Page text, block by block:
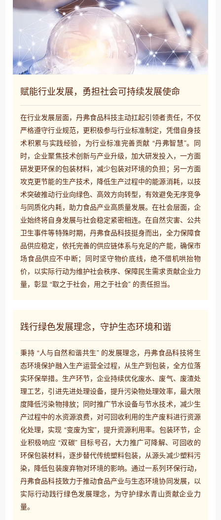
赋能行业发展，勇担社会可持续发展使命
在行业发展层面，丹弗食品科技主动扛起引领者责任，不仅
严格遵守行业规范，更积极参与行业标准制定，凭借自身技
术积累与实践经验，为行业标准完善贡献 “丹弗智慧”。同
时，企业聚焦技术创新与产业升级，加大研发投入，一方面
研发更环保的包装材料，减少包装对环境的负担；另一方面
攻克更节能的生产技术，降低生产过程中的能源消耗，以技
术突破推动行业向绿色、高效方向转型，有效避免无序竞争
与同质化内耗，助力食品产业高质量发展。​ 在社会层面，企
业始终将自身发展与社会稳定紧密相连。在自然灾害、公共
卫生事件等特殊时期，丹弗食品科技挺身而出，全力保障食
品供应稳定，依托完善的供应链体系与充足的产能，确保市
场食品供应不中断；同时坚守物价底线，绝不借机哄抬物
价，以实际行动为维护社会秩序、保障民生需求贡献企业力
量，彰显 “取之于社会，用之于社会” 的责任担当。
践行绿色发展理念，守护生态环境和谐
秉持 “人与自然和谐共生” 的发展理念，丹弗食品科技将生
态环境保护融入生产运营全过程，从生产到包装，全方位落
实环保举措。生产环节，企业持续优化废水、废气、废渣处
理工艺，引进先进处理设备，提升污染物处理效率，最大限
度降低污染物排放；同时推广节水设备与节水技术，减少生
产过程中的水资源浪费，对可回收利用的生产废料进行资源
化处理，实现 “变废为宝”，提升资源利用率。​ 包装环节，企
业积极响应 “双碳” 目标号召，大力推广可降解、可回收的
环保包装材料，逐步替代传统塑料包装，从源头减少塑料污
染，降低包装废弃物对环境的影响。通过一系列环保行动，
丹弗食品科技致力于推动食品产业与生态环境协同发展，以
实际行动践行绿色发展理念，为守护绿水青山贡献企业力
量。